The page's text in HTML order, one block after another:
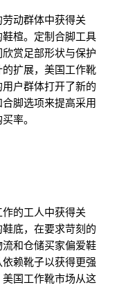
动群体中获得关
楦。定制合脚工具
赏足部形状与保护
扩展，美国工作靴
户群体打开了新的
脚选项来提高采用
率。
的工人中获得关
底，在要求苛刻的
和仓储买家偏爱鞋
赖靴子以获得更强
国工作靴市场从这